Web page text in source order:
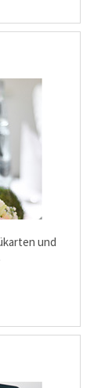
und